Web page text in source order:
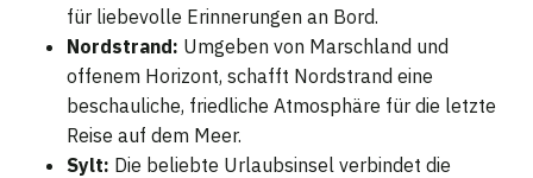
für liebevolle Erinnerungen an Bord.
Nordstrand: Umgeben von Marschland und
offenem Horizont, schafft Nordstrand eine
beschauliche, friedliche Atmosphäre für die letzte
Reise auf dem Meer.
Sylt: Die beliebte Urlaubsinsel verbindet die